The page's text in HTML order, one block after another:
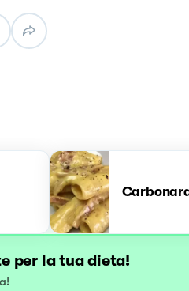
per la tua dieta!